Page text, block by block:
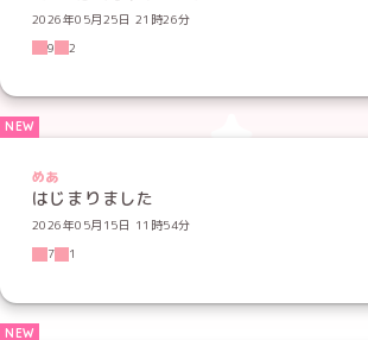
2026年05月25日 21時26分
9
2
めあ
はじまりました
2026年05月15日 11時54分
7
1